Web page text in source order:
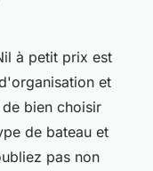
à petit prix est
et
bien choisir
de bateau et
pas non